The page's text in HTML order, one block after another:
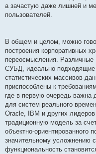
а зачастую даже лишней и
пользователей.
В общем и целом, можно
построения корпоративных
переосмысления.
СУБД, идеально подходящие
статистических массивов
приспособлены к
где в первую очередь важна
для систем реального
Oracle, IBM и других
традиционную модель за
объектно-ориентированного
значительному усложнению
функциональность